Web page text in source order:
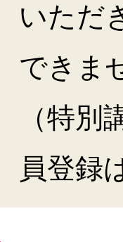
いただ
できま
（特
員登録